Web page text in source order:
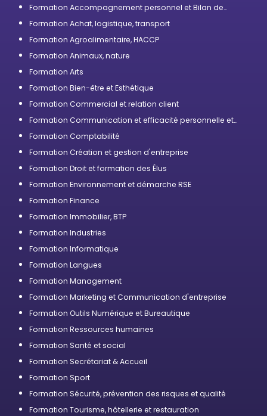
Formation Accompagnement personnel et Bilan de
Formation Achat, logistique, transport
Formation Agroalimentaire, HACCP
Formation Animaux, nature
Formation Arts
Formation Bien-être et Esthétique
Formation Commercial et relation client
Formation Communication et efficacité personnelle et
Formation Comptabilité
Formation Création et gestion d'entreprise
Formation Droit et formation des Élus
Formation Environnement et démarche RSE
Formation Finance
Formation Immobilier, BTP
Formation Industries
Formation Informatique
Formation Langues
Formation Management
Formation Marketing et Communication d'entreprise
Formation Outils Numérique et Bureautique
Formation Ressources humaines
Formation Santé et social
Formation Secrétariat & Accueil
Formation Sport
Formation Sécurité, prévention des risques et qualité
Formation Tourisme, hôtellerie et restauration